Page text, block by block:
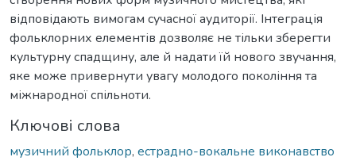
відповідають вимогам сучасної аудиторії. Інтеграція
фольклорних елементів дозволяє не тільки зберегти
культурну спадщину, але й надати їй нового звучання,
яке може привернути увагу молодого покоління та
міжнародної спільноти.
Ключові слова
музичний фольклор, естрадно-вокальне виконавство